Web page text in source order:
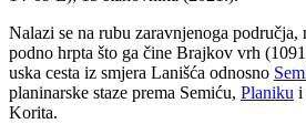
Nalazi se na rubu zaravnjenoga područja,
podno hrpta što ga čine Brajkov vrh
uska cesta iz smjera Lanišća odnosno
planinarske staze prema Semiću, Planiku i
Korita.